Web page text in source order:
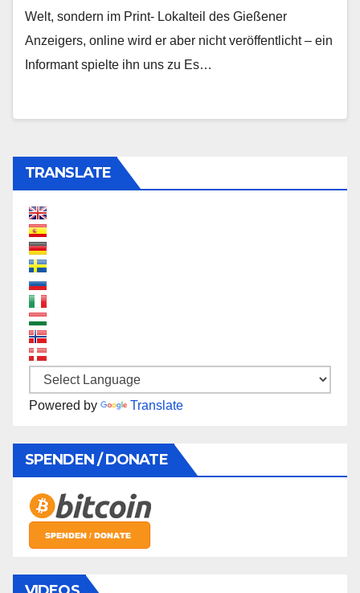
Welt, sondern im Print- Lokalteil des Gießener
Anzeigers, online wird er aber nicht veröffentlicht – ein
Informant spielte ihn uns zu Es…
TRANSLATE
Powered by Translate
SPENDEN / DONATE